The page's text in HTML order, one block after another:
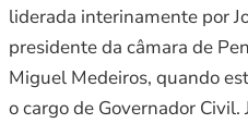
liderada interinamente por
presidente da câmara de
Miguel Medeiros, quando
o cargo de Governador